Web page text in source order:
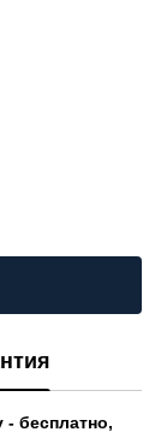
- бесплатно,